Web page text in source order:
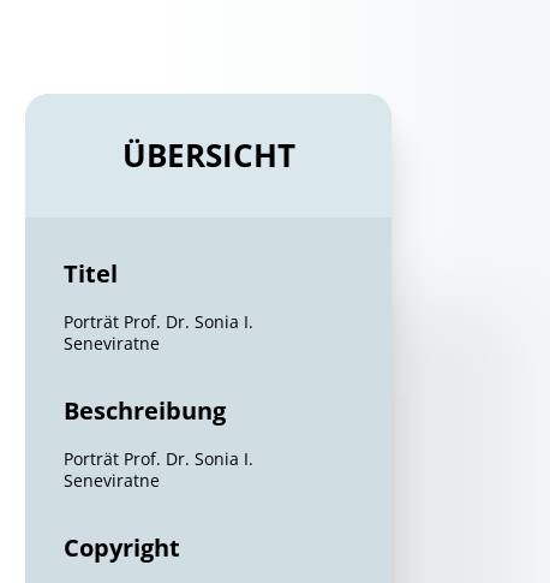
ÜBERSICHT
Titel
Porträt Prof. Dr. Sonia I.
Seneviratne
Beschreibung
Porträt Prof. Dr. Sonia I.
Seneviratne
Copyright